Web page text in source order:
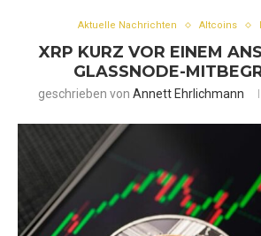
Aktuelle Nachrichten Altcoins
XRP KURZ VOR EINEM
GLASSNODE-
geschrieben von Annett Ehrlichmann